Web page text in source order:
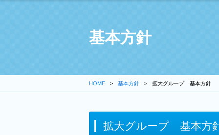
基本方針
HOME 基本方針 拡大グループ 基本方針
拡大グループ 基本方